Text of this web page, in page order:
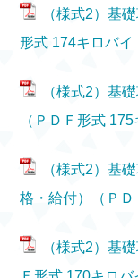
（様式2）基
形式 174キロバイ
（様式2）基
（ＰＤＦ形式 175
（様式2）基
格・給付）（ＰＤ
（様式2）基